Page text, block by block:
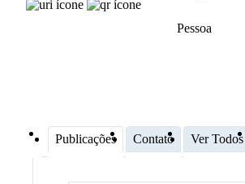
Pessoa
Publicações Contato Ver Todos